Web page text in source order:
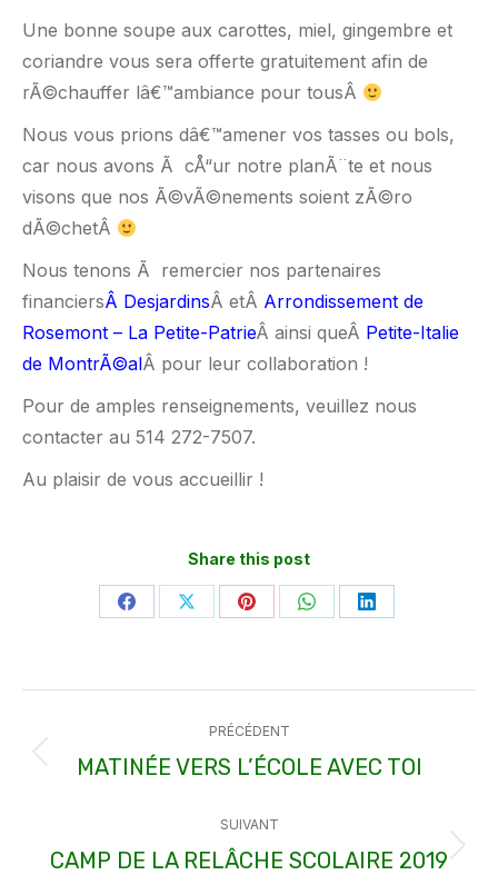
Une bonne soupe aux carottes, miel, gingembre et
coriandre vous sera offerte gratuitement afin de
rÃ©chauffer lâ€™ambiance pour tousÂ
Nous vous prions dâ€™amener vos tasses ou bols,
car nous avons Ã cÅ“ur notre planÃ¨te et nous
visons que nos Ã©vÃ©nements soient zÃ©ro
dÃ©chetÂ
Nous tenons Ã remercier nos partenaires
financiersÂ DesjardinsÂ etÂ Arrondissement de
Rosemont – La Petite-PatrieÂ ainsi queÂ Petite-Italie
de MontrÃ©alÂ pour leur collaboration !
Pour de amples renseignements, veuillez nous
contacter au 514 272-7507.
Au plaisir de vous accueillir !
Share this post
PartagerPartagerPartagerPartagerPartager
article
PRÉCÉDENT
Article
:
MATINÉE VERS L’ÉCOLE AVEC TOI
SUIVANT
Article
CAMP DE LA RELÂCHE SCOLAIRE 2019